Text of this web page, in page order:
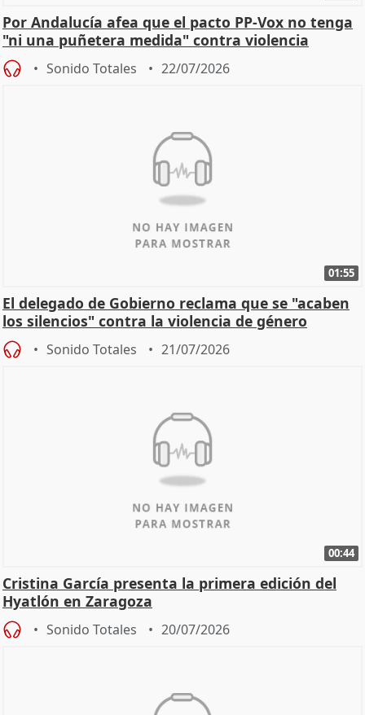
Por Andalucía afea que el pacto PP-Vox no tenga
"ni una puñetera medida" contra violencia
machista
Sonido Totales 22/07/2026
01:55
El delegado de Gobierno reclama que se "acaben
los silencios" contra la violencia de género
Sonido Totales 21/07/2026
00:44
Cristina García presenta la primera edición del
Hyatlón en Zaragoza
Sonido Totales 20/07/2026